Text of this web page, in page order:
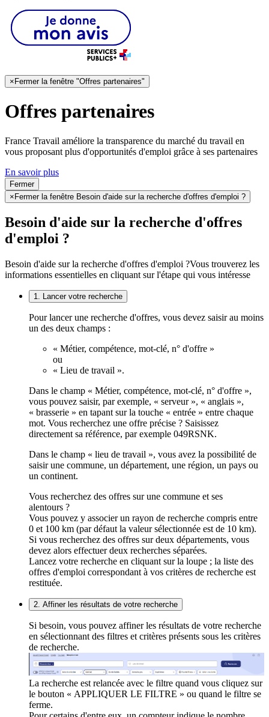
×Fermer la fenêtre "Offres partenaires"
Offres partenaires
France Travail améliore la transparence du marché du travail en
vous proposant plus d'opportunités d'emploi grâce à ses partenaires
En savoir plus
Fermer
×Fermer la fenêtre Besoin d'aide sur la recherche d'offres d'emploi ?
Besoin d'aide sur la recherche d'offres
d'emploi ?
Besoin d'aide sur la recherche d'offres d'emploi ?Vous trouverez les
informations essentielles en cliquant sur l'étape qui vous intéresse
1. Lancer votre recherche
Pour lancer une recherche d'offres, vous devez saisir au moins
un des deux champs :
« Métier, compétence, mot-clé, n° d'offre »
ou
« Lieu de travail ».
Dans le champ « Métier, compétence, mot-clé, n° d'offre »,
vous pouvez saisir, par exemple, « serveur », « anglais »,
« brasserie » en tapant sur la touche « entrée » entre chaque
mot. Vous recherchez une offre précise ? Saisissez
directement sa référence, par exemple 049RSNK.
Dans le champ « lieu de travail », vous avez la possibilité de
saisir une commune, un département, une région, un pays ou
un continent.
Vous recherchez des offres sur une commune et ses
alentours ?
Vous pouvez y associer un rayon de recherche compris entre
0 et 100 km (par défaut la valeur sélectionnée est de 10 km).
Si vous recherchez des offres sur deux départements, vous
devez alors effectuer deux recherches séparées.
Lancez votre recherche en cliquant sur la loupe ; la liste des
offres d'emploi correspondant à vos critères de recherche est
restituée.
2. Affiner les résultats de votre recherche
Si besoin, vous pouvez affiner les résultats de votre recherche
en sélectionnant des filtres et critères présents sous les critères
de recherche.
La recherche est relancée avec le filtre quand vous cliquez sur
le bouton « APPLIQUER LE FILTRE » ou quand le filtre se
ferme.